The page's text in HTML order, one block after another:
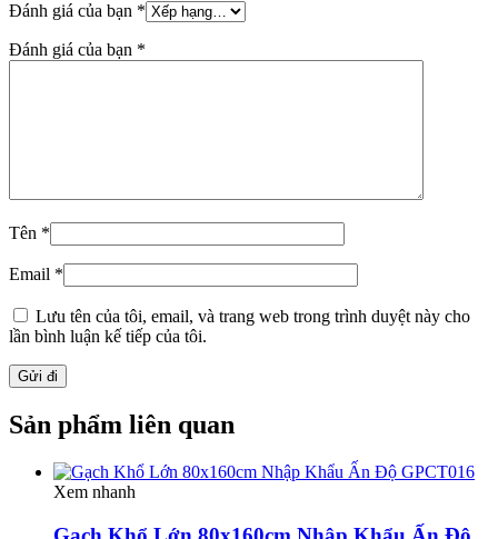
Đánh giá của bạn *
Đánh giá của bạn *
Tên *
Email *
Lưu tên của tôi, email, và trang web trong trình duyệt này cho
lần bình luận kế tiếp của tôi.
Sản phẩm liên quan
Xem nhanh